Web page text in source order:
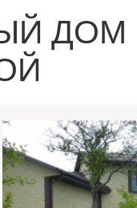
ДОМ